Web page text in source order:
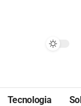
Tecnologia